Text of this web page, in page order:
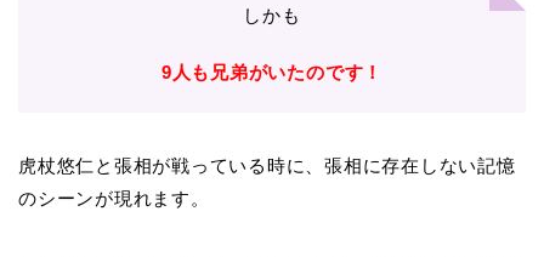
しかも
9人も兄弟がいたのです！
虎杖悠仁と張相が戦っている時に、張相に存在しない記憶
のシーンが現れます。